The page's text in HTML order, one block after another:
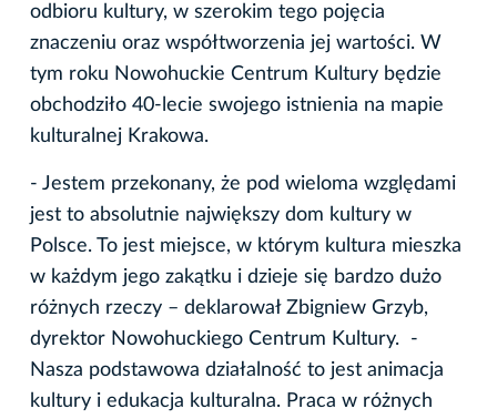
odbioru kultury, w szerokim tego pojęcia
znaczeniu oraz współtworzenia jej wartości. W
tym roku Nowohuckie Centrum Kultury będzie
obchodziło 40-lecie swojego istnienia na mapie
kulturalnej Krakowa.
- Jestem przekonany, że pod wieloma względami
jest to absolutnie największy dom kultury w
Polsce. To jest miejsce, w którym kultura mieszka
w każdym jego zakątku i dzieje się bardzo dużo
różnych rzeczy – deklarował Zbigniew Grzyb,
dyrektor Nowohuckiego Centrum Kultury. -
Nasza podstawowa działalność to jest animacja
kultury i edukacja kulturalna. Praca w różnych